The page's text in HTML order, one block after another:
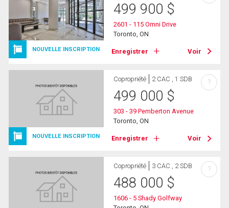
NOUVELLE INSCRIPTION
499 900 $
2601 - 115 Omni Drive
Toronto, ON
Enregistrer Voir
NOUVELLE INSCRIPTION
Copropriété 2 CAC , 1 SDB
499 000 $
303 - 39 Pemberton Avenue
Toronto, ON
Enregistrer Voir
?
Copropriété 3 CAC , 2 SDB
488 000 $
1606 - 5 Shady Golfway
?